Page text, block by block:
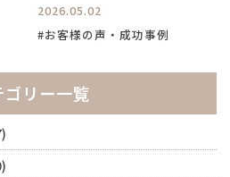
2026.05.02
#お客様の声・成功事例
ゴリー一覧